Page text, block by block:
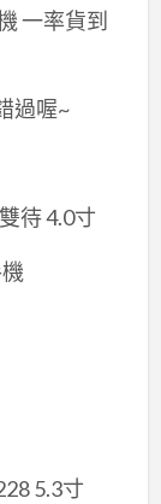
一率貨到
過喔~
待 4.0寸
5.3寸